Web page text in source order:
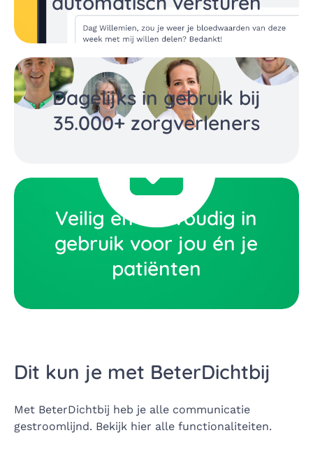
Dagelijks in gebruik bij
35.000+ zorgverleners
Veilig en eenvoudig in
gebruik voor jou én je
patiënten
Dit kun je met BeterDichtbij
Met BeterDichtbij heb je alle communicatie
gestroomlijnd. Bekijk hier alle functionaliteiten.